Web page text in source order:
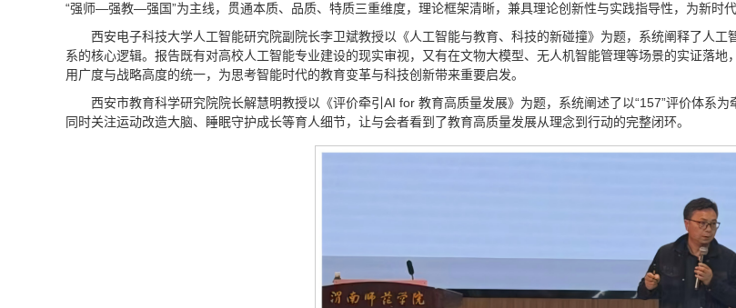
“强师—强教—强国”为主线，贯通本质、品质、特质三重维度，理论框架清晰，兼具理论创新性与实践指导性，为新时
西安电子科技大学人工智能研究院副院长李卫斌教授以《人工智能与教育、科技的新碰撞》为题，系统阐释了人工
系的核心逻辑。报告既有对高校人工智能专业建设的现实审视，又有在文物大模型、无人机智能管理等场景的实证落
用广度与战略高度的统一，为思考智能时代的教育变革与科技创新带来重要启发。
西安市教育科学研究院院长解慧明教授以《评价牵引AI for 教育高质量发展》为题，系统阐述了以“157”评价体系为
同时关注运动改造大脑、睡眠守护成长等育人细节，让与会者看到了教育高质量发展从理念到行动的完整闭环。